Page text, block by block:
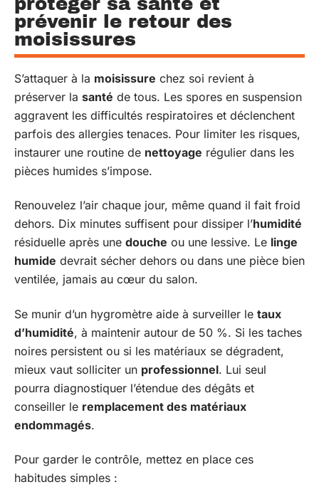
prévenir le retour des
moisissures
S’attaquer à la moisissure chez soi revient à
préserver la santé de tous. Les spores en suspension
aggravent les difficultés respiratoires et déclenchent
parfois des allergies tenaces. Pour limiter les risques,
instaurer une routine de nettoyage régulier dans les
pièces humides s’impose.
Renouvelez l’air chaque jour, même quand il fait froid
dehors. Dix minutes suffisent pour dissiper l’humidité
résiduelle après une douche ou une lessive. Le linge
humide devrait sécher dehors ou dans une pièce bien
ventilée, jamais au cœur du salon.
Se munir d’un hygromètre aide à surveiller le taux
d’humidité, à maintenir autour de 50 %. Si les taches
noires persistent ou si les matériaux se dégradent,
mieux vaut solliciter un professionnel. Lui seul
pourra diagnostiquer l’étendue des dégâts et
conseiller le remplacement des matériaux
endommagés.
Pour garder le contrôle, mettez en place ces
habitudes simples :